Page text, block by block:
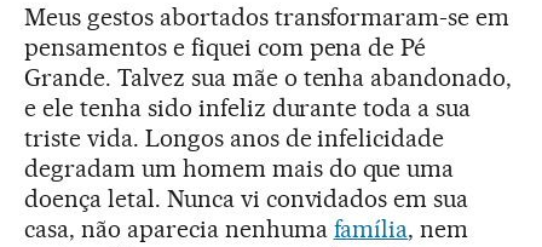
Meus gestos abortados transformaram-se em
pensamentos e fiquei com pena de Pé
Grande. Talvez sua mãe o tenha abandonado,
e ele tenha sido infeliz durante toda a sua
triste vida. Longos anos de infelicidade
degradam um homem mais do que uma
doença letal. Nunca vi convidados em sua
casa, não aparecia nenhuma família, nem